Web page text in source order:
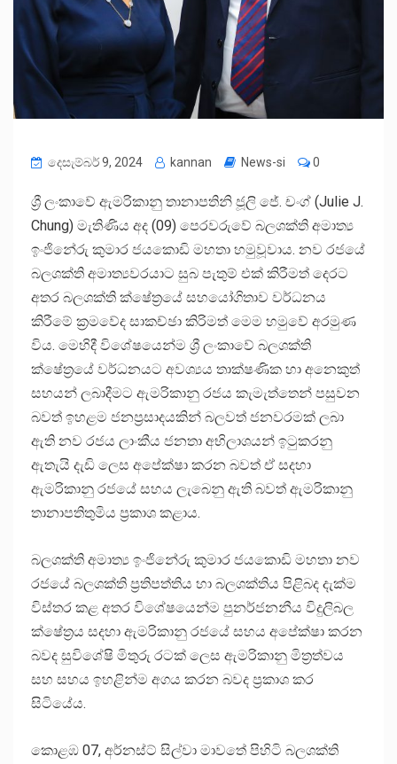
දෙසැම්බර් 9, 2024 kannan News-si 0
ශ්‍රී ලංකාවේ ඇමරිකානු තානාපතිනි ජූලි ජේ. චංග් (Julie J.
Chung) මැතිණිය අද (09) පෙරවරුවේ බලශක්ති අමාත්‍ය
ඉංජිනේරු කුමාර ජයකොඩි මහතා හමුවූවාය. නව රජයේ
බලශක්ති අමාත්‍යවරයාට සුබ පැතුම් එක් කිරීමත් දෙරට
අතර බලශක්ති ක්ෂේත්‍රයේ සහයෝගිතාව වර්ධනය
කිරීමේ ක්‍රමවේද සාකච්ඡා කිරිමත් මෙම හමුවේ අරමුණ
විය. මෙහිදී විශේෂයෙන්ම ශ්‍රී ලංකාවේ බලශක්ති
ක්ෂේත්‍රයේ වර්ධනයට අවශ්‍යය තාක්ෂණික හා අනෙකුත්
සහයන් ලබාදීමට ඇමරිකානු රජය කැමැත්තෙන් පසුවන
බවත් ඉහළම ජනප්‍රසාදයකින් බලවත් ජනවරමක් ලබා
ඇති නව රජය ලාංකීය ජනතා අභිලාශයන් ඉටුකරනු
ඇතැයි දැඩි ලෙස අපේක්ෂා කරන බවත් ඒ සදහා
ඇමරිකානු රජයේ සහය ලැබෙනු ඇති බවත් ඇමරිකානු
තානාපතිතුමිය ප්‍රකාශ කළාය.
බලශක්ති අමාත්‍ය ඉංජිනේරු කුමාර ජයකොඩි මහතා නව
රජයේ බලශක්ති ප්‍රතිපත්තිය හා බලශක්තිය පිළිබද දැක්ම
විස්තර කළ අතර විශේෂයෙන්ම පුනර්ජනනීය විදුලිබල
ක්ෂේත්‍රය සදහා ඇමරිකානු රජයේ සහය අපේක්ෂා කරන
බවද සුවිශේෂි මිතුරු රටක් ලෙස ඇමරිකානු මිත්‍රත්වය
සහ සහය ඉහළින්ම අගය කරන බවද ප්‍රකාශ කර
සිටියේය.
කොළඹ 07, අර්නස්ට් සිල්වා මාවතේ පිහිටි බලශක්ති